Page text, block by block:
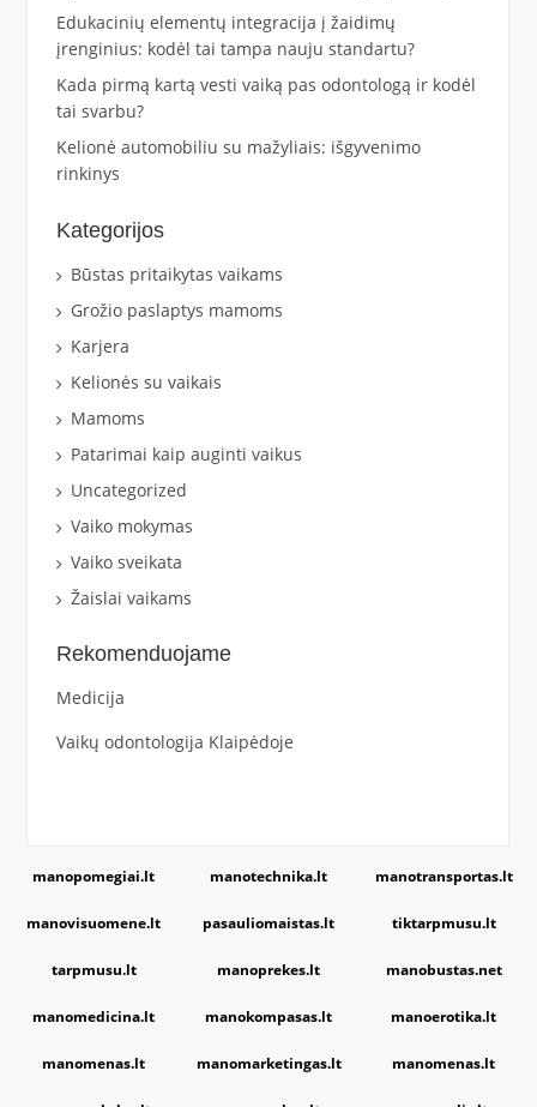
Edukacinių elementų integracija į žaidimų
įrenginius: kodėl tai tampa nauju standartu?
Kada pirmą kartą vesti vaiką pas odontologą ir kodėl
tai svarbu?
Kelionė automobiliu su mažyliais: išgyvenimo
rinkinys
Kategorijos
Būstas pritaikytas vaikams
Grožio paslaptys mamoms
Karjera
Kelionės su vaikais
Mamoms
Patarimai kaip auginti vaikus
Uncategorized
Vaiko mokymas
Vaiko sveikata
Žaislai vaikams
Rekomenduojame
Medicija
Vaikų odontologija Klaipėdoje
manopomegiai.lt manotechnika.lt manotransportas.lt
manovisuomene.lt pasauliomaistas.lt tiktarpmusu.lt
tarpmusu.lt manoprekes.lt manobustas.net
manomedicina.lt manokompasas.lt manoerotika.lt
manomenas.lt manomarketingas.lt manomenas.lt